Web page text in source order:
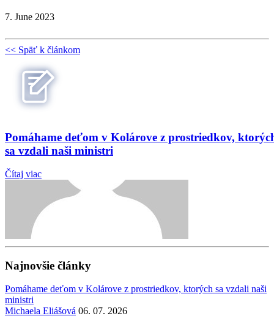
7. June 2023
<< Späť k článkom
Pomáhame deťom v Kolárove z prostriedkov,
sa vzdali naši ministri
Čítaj viac
Najnovšie články
Pomáhame deťom v Kolárove z prostriedkov, ktorých sa vzdali naši
ministri
Michaela Eliášová 06. 07. 2026